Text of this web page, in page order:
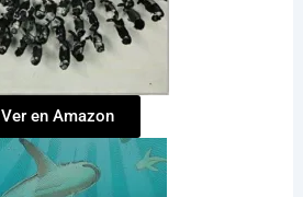
Ver en Amazon